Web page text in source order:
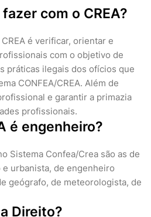
com o CREA?
é verificar, orientar e
com o objetivo de
práticas ilegais dos ofícios que
CONFEA/CREA. Além de
e garantir a primazia
profissionais.
é engenheiro?
Sistema Confea/Crea são as de
urbanista, de engenheiro
geógrafo, de meteorologista, de
Direito?